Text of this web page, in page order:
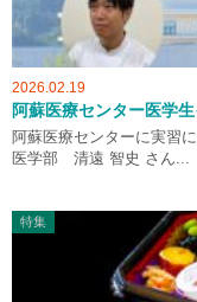
2026.02.19
阿蘇医療センター医学
阿蘇医療センターに実習
医学部 清遠 智史 さん...
特集